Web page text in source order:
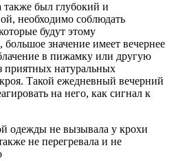
был глубокий и
необходимо соблюдать
будут этому
значение имеет вечернее
в пижамку или другую
приятных натуральных
Такой ежедневный вечерний
на него, как сигнал к
одежды не вызывала у крохи
не перегревала и не